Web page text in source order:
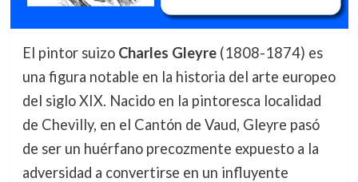
El pintor suizo Charles Gleyre(1808-1874) es
una figura notable en la historia del arte europeo
del siglo XIX. Nacido en la pintoresca localidad
de Chevilly, en el Cantón de Vaud, Gleyre pasó
de ser un huérfano precozmente expuesto a la
adversidad a convertirse en un influyente